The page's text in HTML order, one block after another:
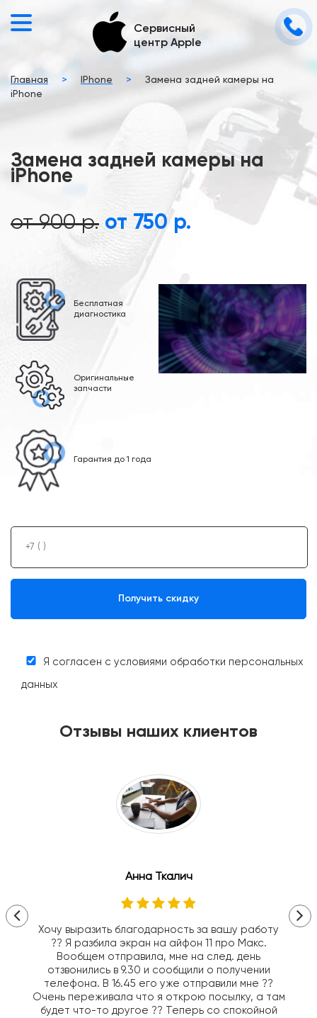
Сервисный
центр Apple
Главная > IPhone >
Замена задней камеры на
iPhone
Замена задней камеры на
iPhone
от 900 р. от 750 р.
Бесплатная
диагностика
Оригинальные
запчасти
Гарантия до 1 года
Я согласен с условиями обработки персональных
данных
Отзывы наших клиентов
Анна Ткалич
Хочу выразить благодарность за вашу работу
?? Я разбила экран на айфон 11 про Макс.
Вообщем отправила, мне на след. день
отзвонились в 9.30 и сообщили о получении
телефона. В 16.45 его уже отправили мне ??
Очень переживала что я открою посылку, а там
будет что-то другое ?? Теперь со спокойной